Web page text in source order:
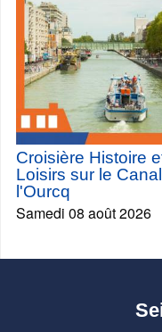
Croisière Histoire
Loisirs sur le
l'Ourcq
Samedi 08 août 2026